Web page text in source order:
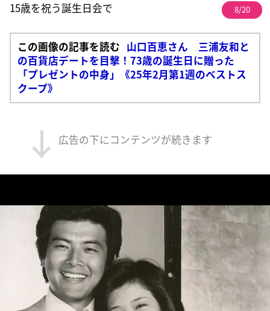
15歳を祝う誕生日会で 8/20
この画像の記事を読む 山口百恵さん 三浦友和と
の百貨店デートを目撃！73歳の誕生日に贈った
「プレゼントの中身」《25年2月第1週のベストス
クープ》
広告の下にコンテンツが続きます